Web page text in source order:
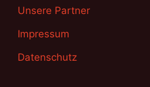
Unsere Partner
Impressum
Datenschutz